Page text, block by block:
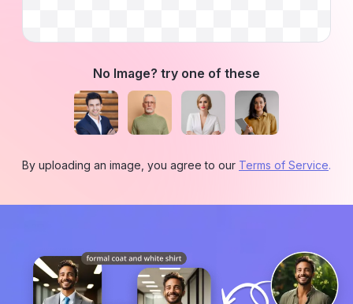
No Image? try one of these
By uploading an image, you agree to our Terms of Service.